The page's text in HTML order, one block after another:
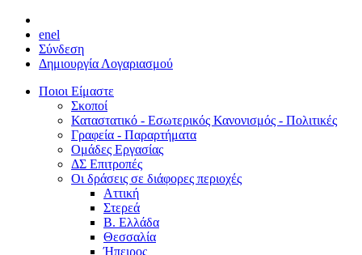
enel
Σύνδεση
Δημιουργία Λογαριασμού
Ποιοι Είμαστε
Σκοποί
Καταστατικό - Εσωτερικός Κανονισμός - Πολιτικές
Γραφεία - Παραρτήματα
Ομάδες Εργασίας
ΔΣ Επιτροπές
Οι δράσεις σε διάφορες περιοχές
Αττική
Στερεά
Β. Ελλάδα
Θεσσαλία
Ήπειρος